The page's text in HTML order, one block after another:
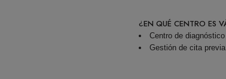
¿EN QUÉ CENTRO ES
Centro de
Gestión de cita